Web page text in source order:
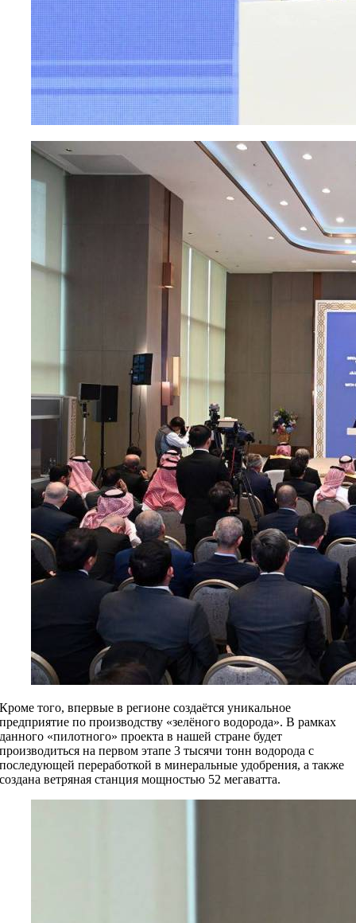
Кроме того, впервые в регионе создаётся уникальное
предприятие по производству «зелёного водорода». В рамках
данного «пилотного» проекта в нашей стране будет
производиться на первом этапе 3 тысячи тонн водорода с
последующей переработкой в минеральные удобрения, а также
создана ветряная станция мощностью 52 мегаватта.